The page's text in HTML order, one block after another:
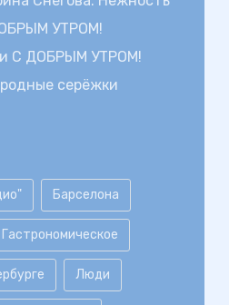
УТРОМ!
С ДОБРЫМ УТРОМ!
серёжки
Барселона
Гастрономическое
Люди